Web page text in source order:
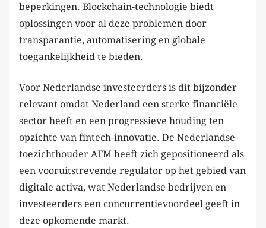
beperkingen. Blockchain-technologie biedt
oplossingen voor al deze problemen door
transparantie, automatisering en globale
toegankelijkheid te bieden.
Voor Nederlandse investeerders is dit bijzonder
relevant omdat Nederland een sterke financiële
sector heeft en een progressieve houding ten
opzichte van fintech-innovatie. De Nederlandse
toezichthouder AFM heeft zich gepositioneerd als
een vooruitstrevende regulator op het gebied van
digitale activa, wat Nederlandse bedrijven en
investeerders een concurrentievoordeel geeft in
deze opkomende markt.